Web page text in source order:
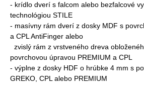
- krídlo dverí s falcom alebo bezfalcové
technológiou STILE
- masívny rám dverí z dosky MDF s
a CPL AntiFinger alebo
zvislý rám z vrstveného dreva
povrchovou úpravou PREMIUM a CPL
- výplne z dosky HDF o hrúbke 4 mm s
GREKO, CPL alebo PREMIUM